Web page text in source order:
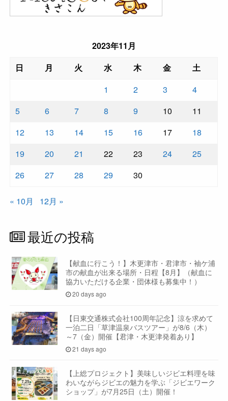
2023年11月
日
月 火 水 木 金
土
1
2 3
4
5
6 7 8 9 10
11
12
13 14 15 16 17
18
19
20 21 22 23 24
25
26
27 28 29 30
« 10月 12月 »
最近の投稿
【献血に行こう！】木更津市・君津市・袖ケ浦
市の献血が出来る場所・日程【8月】（献血に
協力いただける企業・団体様も募集中！）
20 days ago
【日東交通株式会社100周年記念】涼を求めて
一泊二日「草津温泉バスツアー」が8/6（木）
～7（金）開催【君津・木更津発着あり】
21 days ago
【上総プロジェクト】美味しいジビエ料理を味
わいながらジビエの魅力を学ぶ「ジビエワーク
ショップ」が7月25日（土）開催！